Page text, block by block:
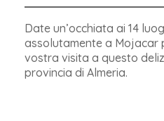
Date un’occhiata ai 14
assolutamente a Mojacar
vostra visita a questo
provincia di Almeria.